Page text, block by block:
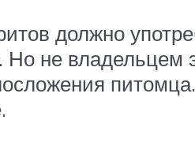
должно
не владельцем